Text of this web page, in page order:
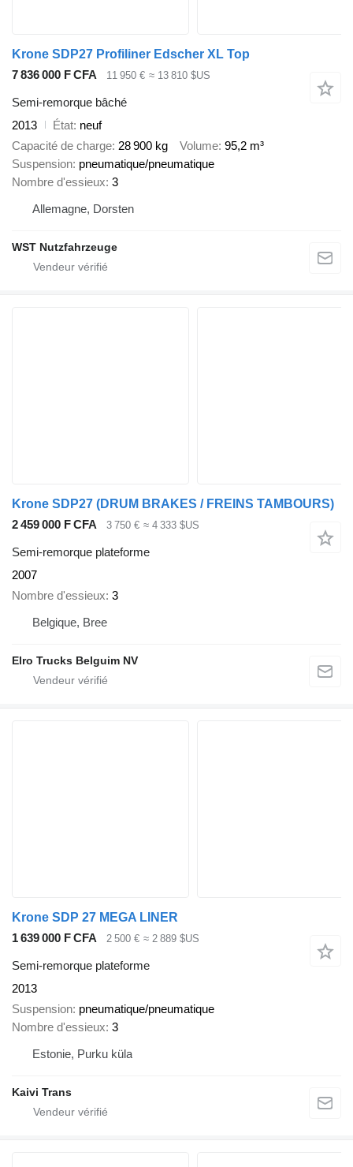
Krone SDP27 Profiliner Edscher XL Top
7 836 000 F CFA
11 950 € ≈ 13 810 $US
Semi-remorque bâché
2013
État neuf
Capacité de charge 28 900 kg Volume 95,2 m³
Suspension pneumatique/pneumatique
Nombre d'essieux 3
Allemagne, Dorsten
WST Nutzfahrzeuge
Krone SDP27 (DRUM BRAKES / FREINS TAMBOURS)
2 459 000 F CFA
3 750 € ≈ 4 333 $US
Semi-remorque plateforme
2007
Nombre d'essieux 3
Belgique, Bree
Elro Trucks Belguim NV
Krone SDP 27 MEGA LINER
1 639 000 F CFA
2 500 € ≈ 2 889 $US
Semi-remorque plateforme
2013
Suspension pneumatique/pneumatique
Nombre d'essieux 3
Estonie, Purku küla
Kaivi Trans